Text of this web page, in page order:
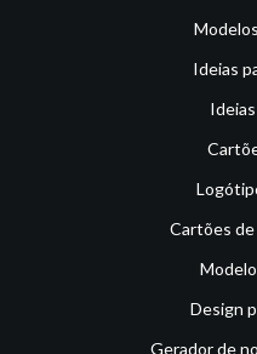
Ideias
Cartões
Design
Gerador de